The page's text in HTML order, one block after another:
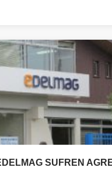
SUFREN